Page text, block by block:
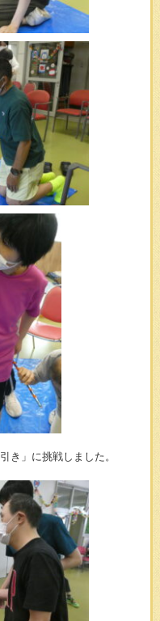
き」に挑戦しました。